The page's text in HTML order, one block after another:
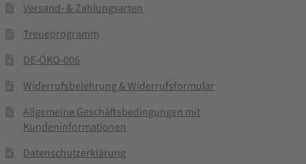
Versand- & Zahlungsarten
Treueprogramm
DE-ÖKO-006
Widerrufsbelehrung & Widerrufsformular
Allgemeine Geschäftsbedingungen mit
Kundeninformationen
Datenschutzerklärung